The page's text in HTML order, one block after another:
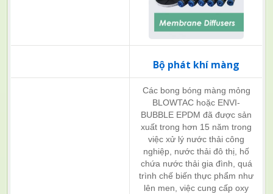
Bộ phát khí màng
Các bong bóng màng mỏng
BLOWTAC hoặc ENVI-
BUBBLE EPDM đã được sản
xuất trong hơn 15 năm trong
việc xử lý nước thải công
nghiệp, nước thải đô thị, hố
chứa nước thải gia đình, quá
trình chế biến thực phẩm như
lên men, việc cung cấp oxy